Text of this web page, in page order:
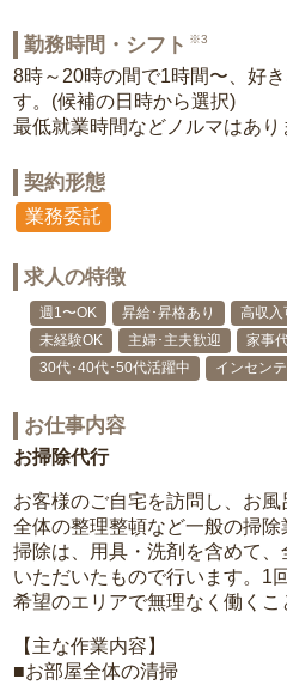
勤務時間・シフト ※3
8時～20時の間で1時間〜、好
す。(候補の日時から選択)
最低就業時間などノルマはあり
契約形態
業務委託
求人の特徴
週1〜OK 昇給･昇格あり 高収入
未経験OK
主婦･主夫歓迎
家事
30代･40代･50代活躍中
インセン
お仕事内容
お掃除代行
お客様のご自宅を訪問し、お
全体の整理整頓など一般の掃除
掃除は、用具・洗剤を含めて
いただいたもので行います。1
希望のエリアで無理なく働くこ
【主な作業内容】
■お部屋全体の清掃